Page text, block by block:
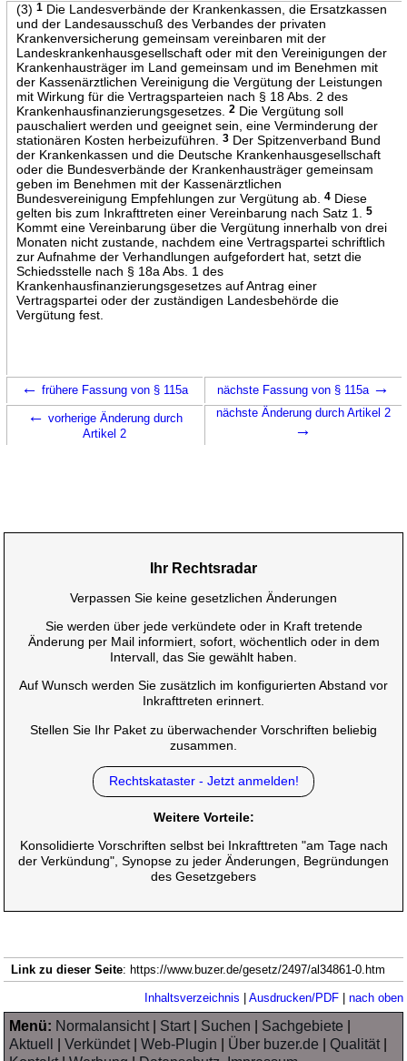
(3) 1Die Landesverbände der Krankenkassen, die Ersatzkassen
und der Landesausschuß des Verbandes der privaten
Krankenversicherung gemeinsam vereinbaren mit der
Landeskrankenhausgesellschaft oder mit den Vereinigungen der
Krankenhausträger im Land gemeinsam und im Benehmen mit
der Kassenärztlichen Vereinigung die Vergütung der Leistungen
mit Wirkung für die Vertragsparteien nach § 18 Abs. 2 des
Krankenhausfinanzierungsgesetzes.
2Die Vergütung soll
pauschaliert werden und geeignet sein, eine Verminderung der
stationären Kosten herbeizuführen.
3Der Spitzenverband Bund
der Krankenkassen und die Deutsche Krankenhausgesellschaft
oder die Bundesverbände der Krankenhausträger gemeinsam
geben im Benehmen mit der Kassenärztlichen
Bundesvereinigung Empfehlungen zur Vergütung ab.
4Diese
gelten bis zum Inkrafttreten einer Vereinbarung nach Satz 1.
5
Kommt eine Vereinbarung über die Vergütung innerhalb von drei
Monaten nicht zustande, nachdem eine Vertragspartei schriftlich
zur Aufnahme der Verhandlungen aufgefordert hat, setzt die
Schiedsstelle nach § 18a Abs. 1 des
Krankenhausfinanzierungsgesetzes auf Antrag einer
Vertragspartei oder der zuständigen Landesbehörde die
Vergütung fest.
← frühere Fassung von § 115a nächste Fassung von § 115a →
← vorherige Änderung durch
Artikel 2
nächste Änderung durch Artikel 2
→
Ihr Rechtsradar
Verpassen Sie keine gesetzlichen Änderungen
Sie werden über jede verkündete oder in Kraft tretende
Änderung per Mail informiert, sofort, wöchentlich oder in dem
Intervall, das Sie gewählt haben.
Auf Wunsch werden Sie zusätzlich im konfigurierten Abstand vor
Inkrafttreten erinnert.
Stellen Sie Ihr Paket zu überwachender Vorschriften beliebig
zusammen.
Rechtskataster - Jetzt anmelden!
Weitere Vorteile:
Konsolidierte Vorschriften selbst bei Inkrafttreten "am Tage nach
der Verkündung", Synopse zu jeder Änderungen, Begründungen
des Gesetzgebers
Link zu dieser Seite: https://www.buzer.de/gesetz/2497/al34861-0.htm
Inhaltsverzeichnis Ausdrucken/PDF| nach oben
Menü: Normalansicht| Start| Suchen Sachgebiete
Aktuell
|Verkündet|Web-Plugin Über buzer.de |Qualität|